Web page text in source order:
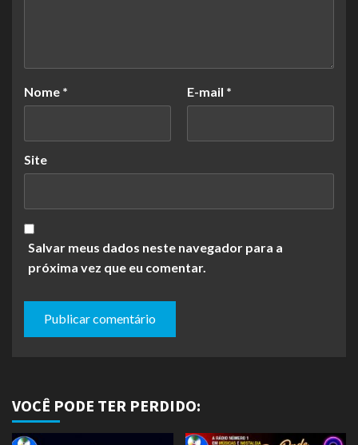
Nome * E-mail *
Site
Salvar meus dados neste navegador para a
próxima vez que eu comentar.
VOCÊ PODE TER PERDIDO: